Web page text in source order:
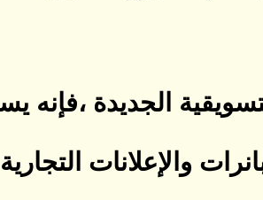
الجديدة ،فإنه
والإعلانات التجارية